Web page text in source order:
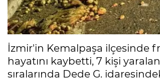
İzmir'in Kemalpaşa ilçesinde
hayatını kaybetti, 7 kişi
sıralarında Dede G.